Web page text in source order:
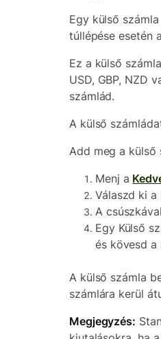
Egy külső
túllépése esetén
Ez a külső
USD, GBP, NZD
számlád.
A külső
Add meg a külső
Menj a
Válaszd ki
A
Egy Külső
és kövesd a
A külső számla
számlára kerül
Megjegyzés: